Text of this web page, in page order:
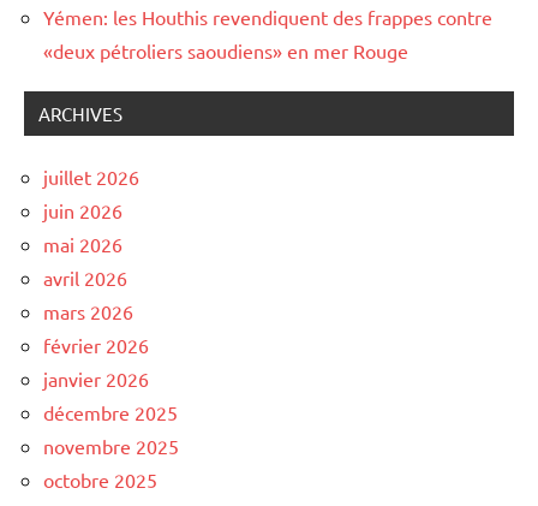
Yémen: les Houthis revendiquent des frappes contre
«deux pétroliers saoudiens» en mer Rouge
ARCHIVES
juillet 2026
juin 2026
mai 2026
avril 2026
mars 2026
février 2026
janvier 2026
décembre 2025
novembre 2025
octobre 2025